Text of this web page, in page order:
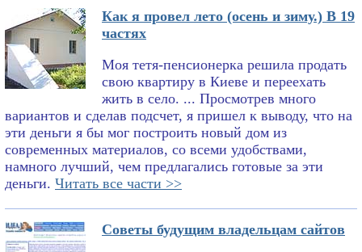
Как я провел лето (осень и зиму.) В 19
частях
Моя тетя-пенсионерка решила продать
свою квартиру в Киеве и переехать
жить в село. ... Просмотрев много
вариантов и сделав подсчет, я пришел к выводу, что на
эти деньги я бы мог построить новый дом из
современных материалов, со всеми удобствами,
намного лучший, чем предлагались готовые за эти
деньги. Читать все части >>
Советы будущим владельцам сайтов